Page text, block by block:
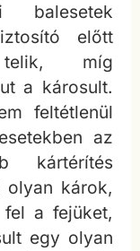
balesetek
előtt
telik, míg
a károsult.
feltétlenül
az
kártérítés
olyan károk,
a fejüket,
egy olyan